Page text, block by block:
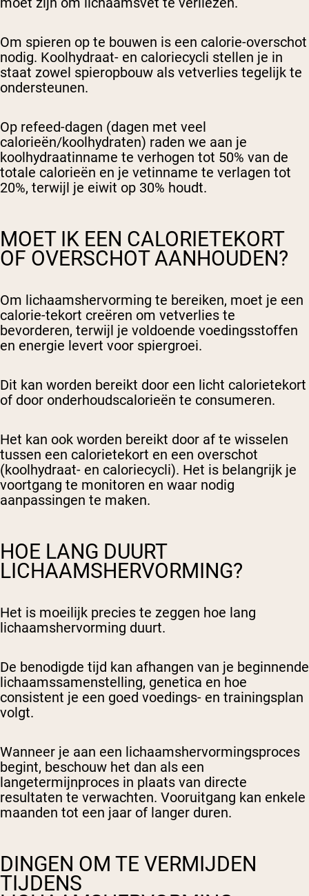
Om spieren op te bouwen is een calorie-overschot
nodig. Koolhydraat- en caloriecycli stellen je in
staat zowel spieropbouw als vetverlies tegelijk te
ondersteunen.
Op refeed-dagen (dagen met veel
calorieën/koolhydraten) raden we aan je
koolhydraatinname te verhogen tot 50% van de
totale calorieën en je vetinname te verlagen tot
20%, terwijl je eiwit op 30% houdt.
MOET IK EEN CALORIETEKORT
OF OVERSCHOT AANHOUDEN?
Om lichaamshervorming te bereiken, moet je een
calorie-tekort creëren om vetverlies te
bevorderen, terwijl je voldoende voedingsstoffen
en energie levert voor spiergroei.
Dit kan worden bereikt door een licht calorietekort
of door onderhoudscalorieën te consumeren.
Het kan ook worden bereikt door af te wisselen
tussen een calorietekort en een overschot
(koolhydraat- en caloriecycli). Het is belangrijk je
voortgang te monitoren en waar nodig
aanpassingen te maken.
HOE LANG DUURT
LICHAAMSHERVORMING?
Het is moeilijk precies te zeggen hoe lang
lichaamshervorming duurt.
De benodigde tijd kan afhangen van je beginnende
lichaamssamenstelling, genetica en hoe
consistent je een goed voedings- en trainingsplan
volgt.
Wanneer je aan een lichaamshervormingsproces
begint, beschouw het dan als een
langetermijnproces in plaats van directe
resultaten te verwachten. Vooruitgang kan enkele
maanden tot een jaar of langer duren.
DINGEN OM TE VERMIJDEN
TIJDENS